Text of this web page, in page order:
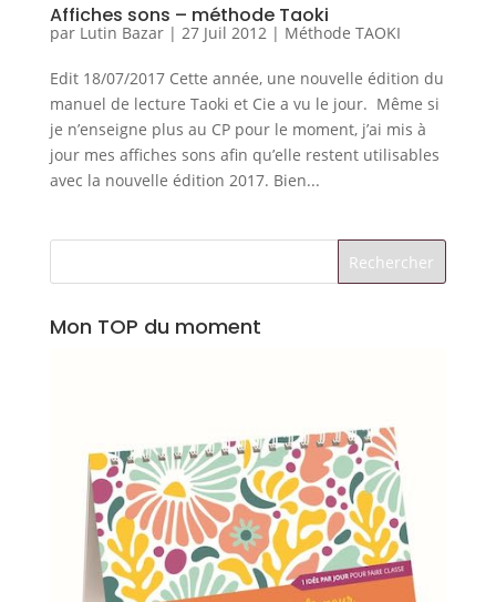
Affiches sons – méthode Taoki
par Lutin Bazar| 27 Juil 2012 | Méthode TAOKI
Edit 18/07/2017 Cette année, une nouvelle édition du
manuel de lecture Taoki et Cie a vu le jour. Même si
je n’enseigne plus au CP pour le moment, j’ai mis à
jour mes affiches sons afin qu’elle restent utilisables
avec la nouvelle édition 2017. Bien...
Mon TOP du moment